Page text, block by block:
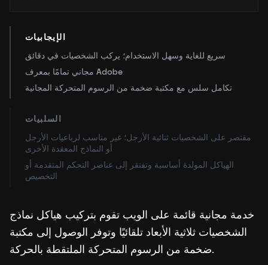
الإيجابيات
سريع للغاية وسهل الاستخدام؛ يركب الشخصيات في دقائق
مجاني تمامًا بمعرف Adobe
تكامل سلس مع مكتبة ضخمة من الرسوم المتحركة المجانية
السلبيات
مقتصر على الشخصيات ثنائية الأرجل؛ غير مناسب لرباعيات الأرجل
أو النماذج المعقدة الأخرى
الهياكل المولدة أساسية وتفتقر إلى عناصر التحكم المتقدمة أو
التخصيص
خدمة مجانية قائمة على الويب تقوم بتركيب هياكل نماذج
الشخصيات ثلاثية الأبعاد تلقائيًا وتوفر الوصول إلى مكتبة
ضخمة من الرسوم المتحركة الملتقطة بالحركة.